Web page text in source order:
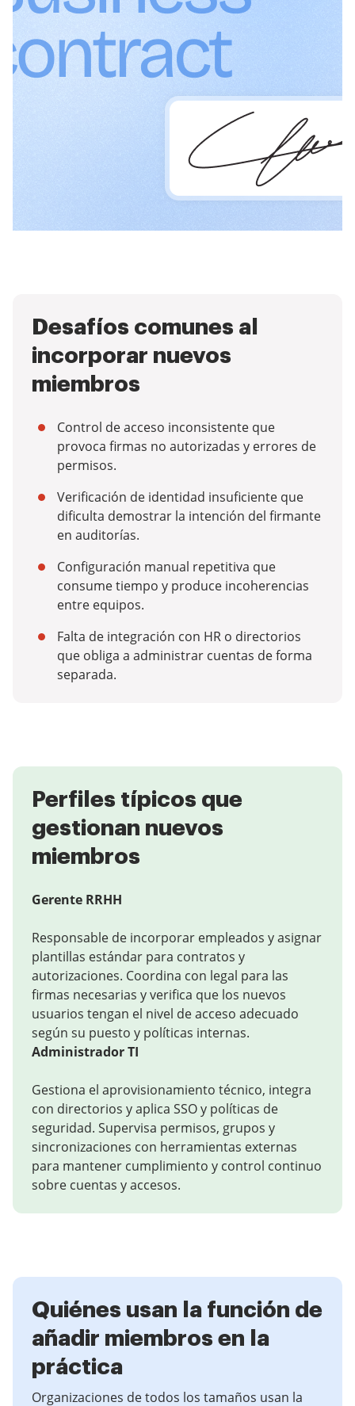
Desafíos comunes al
incorporar nuevos
miembros
Control de acceso inconsistente que
provoca firmas no autorizadas y errores de
permisos.
Verificación de identidad insuficiente que
dificulta demostrar la intención del firmante
en auditorías.
Configuración manual repetitiva que
consume tiempo y produce incoherencias
entre equipos.
Falta de integración con HR o directorios
que obliga a administrar cuentas de forma
separada.
Perfiles típicos que
gestionan nuevos
miembros
Gerente RRHH
Responsable de incorporar empleados y asignar
plantillas estándar para contratos y
autorizaciones. Coordina con legal para las
firmas necesarias y verifica que los nuevos
usuarios tengan el nivel de acceso adecuado
según su puesto y políticas internas.
Administrador TI
Gestiona el aprovisionamiento técnico, integra
con directorios y aplica SSO y políticas de
seguridad. Supervisa permisos, grupos y
sincronizaciones con herramientas externas
para mantener cumplimiento y control continuo
sobre cuentas y accesos.
Quiénes usan la función de
añadir miembros en la
práctica
Organizaciones de todos los tamaños usan la